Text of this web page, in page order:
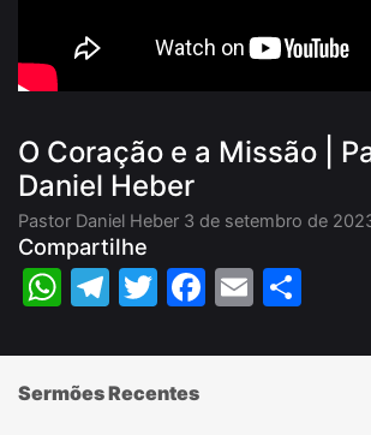
O Coração e a Missão |
Daniel Heber
Pastor Daniel Heber 3 de setembro de
Compartilhe
WhatsApp
Telegram
Twitter
Facebook
Email
Sermões Recentes